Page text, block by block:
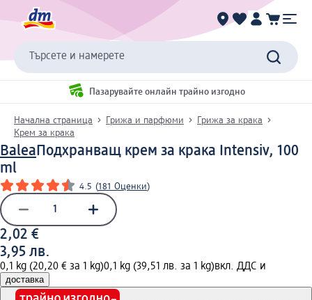
Търсете и намерете
Пазарувайте онлайн трайно изгодно
Начална страница Грижа и парфюми
Грижа за крака
Крем за крака
BaleaПодхранващ крем за крака Intensiv, 100
ml
4.5 (181 Оценки)
2,02 €
3,95 лв.
0,1 kg (20,20 € за 1 kg)0,1 kg (39,51 лв. за 1 kg)вкл. ДДС и
доставка